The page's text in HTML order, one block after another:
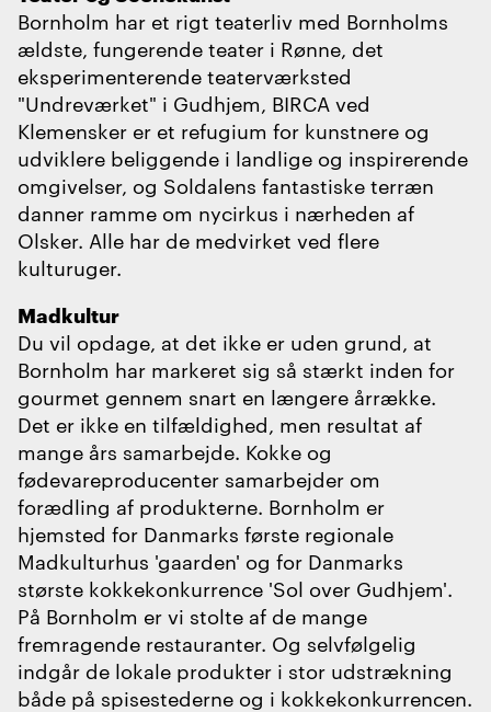
Bornholm har et rigt teaterliv med Bornholms
ældste, fungerende teater i Rønne, det
eksperimenterende teaterværksted
"Undreværket" i Gudhjem, BIRCA ved
Klemensker er et refugium for kunstnere og
udviklere beliggende i landlige og inspirerende
omgivelser, og Soldalens fantastiske terræn
danner ramme om nycirkus i nærheden af
Olsker. Alle har de medvirket ved flere
kulturuger.
Madkultur
Du vil opdage, at det ikke er uden grund, at
Bornholm har markeret sig så stærkt inden for
gourmet gennem snart en længere årrække.
Det er ikke en tilfældighed, men resultat af
mange års samarbejde. Kokke og
fødevareproducenter samarbejder om
forædling af produkterne. Bornholm er
hjemsted for Danmarks første regionale
Madkulturhus 'gaarden' og for Danmarks
største kokkekonkurrence 'Sol over Gudhjem'.
På Bornholm er vi stolte af de mange
fremragende restauranter. Og selvfølgelig
indgår de lokale produkter i stor udstrækning
både på spisestederne og i kokkekonkurrencen.